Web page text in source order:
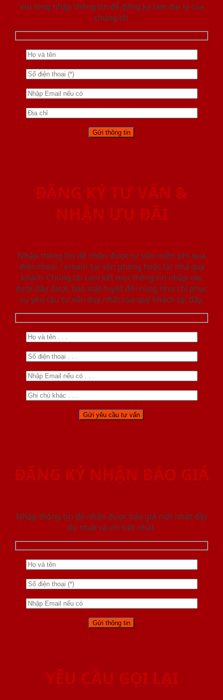
Vui lòng nhập thông tin để đăng ký làm đại lý của
chúng tôi
ĐĂNG KÝ TƯ VẤN &
NHẬN ƯU ĐÃI
Nhập thông tin để nhận được tư vấn miễn phí qua
điện thoại / email/ tại văn phòng hoặc tại nhà quý
khách. Chúng tôi cam kết mọi thông tin nhập vào
dưới đây được bảo mật tuyệt đối cũng như chỉ phục
vụ yêu cầu tư vấn duy nhất của quý khách tại đây.
ĐĂNG KÝ NHẬN BÁO GIÁ
Nhập thông tin để nhận được báo giá mới nhât đầy
đủ nhất và chi tiết nhất.
YÊU CẦU GỌI LẠI